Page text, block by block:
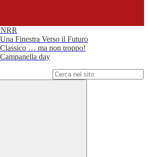
Finestra Verso il Futuro
… ma non troppo!
day